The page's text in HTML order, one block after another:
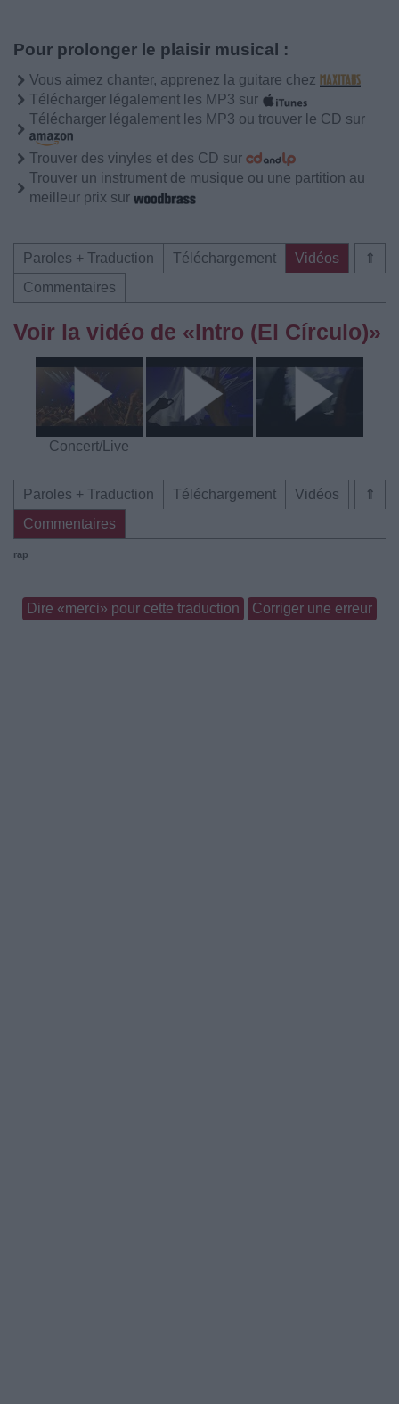
Pour prolonger le plaisir musical :
Vous aimez chanter, apprenez la guitare chez
Télécharger légalement les MP3 sur
Télécharger légalement les MP3 ou trouver le CD sur
Trouver des vinyles et des CD sur
Trouver un instrument de musique ou une partition au
meilleur prix sur
⇑
Paroles + Traduction Téléchargement
Vidéos
Commentaires
Voir la vidéo de «Intro (El Círculo)»
Concert/Live
⇑
Paroles + Traduction Téléchargement
Vidéos
Commentaires
rap
Dire «merci» pour cette traduction Corriger une erreur